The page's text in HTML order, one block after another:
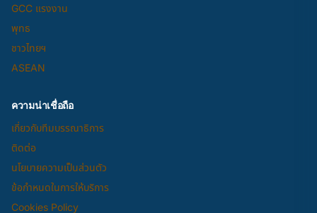
GCC แรงงาน
พุทธ
ชาวไทยฯ
ASEAN
ความน่าเชื่อถือ
เกี่ยวกับทีมบรรณาธิการ
ติดต่อ
นโยบายความเป็นส่วนตัว
ข้อกำหนดในการให้บริการ
Cookies Policy